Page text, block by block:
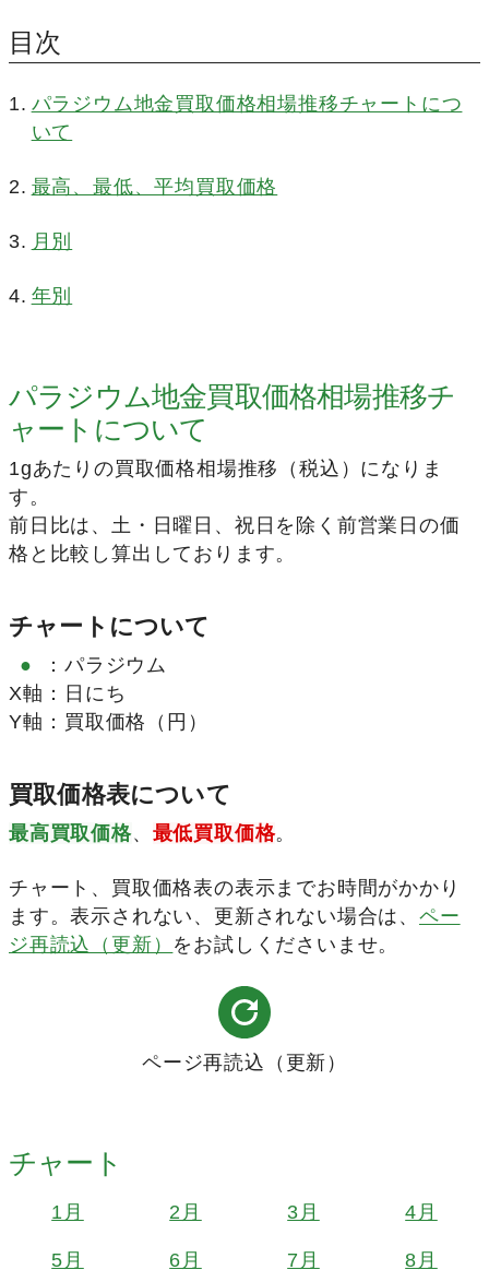
目次
パラジウム地金買取価格相場推移チャートにつ
いて
最高、最低、平均買取価格
月別
年別
パラジウム地金買取価格相場推移チ
ャートについて
1gあたりの買取価格相場推移（税込）になりま
す。
前日比は、土・日曜日、祝日を除く前営業日の価
格と比較し算出しております。
チャートについて
● ： パラジウム
X軸 ：
日にち
Y軸 ： 買取価格（円）
買取価格表について
最高買取価格、 最低買取価格。
チャート、買取価格表の表示までお時間がかかり
ます。表示されない、更新されない場合は、 ペー
ジ再読込（更新） をお試しくださいませ。
ページ再読込（更新）
チャート
1月 2月 3月 4月
5月 6月 7月 8月